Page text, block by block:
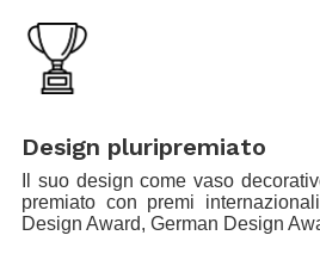
Design pluripremiato
Il suo design come vaso
premiato con premi
Design Award, German Design